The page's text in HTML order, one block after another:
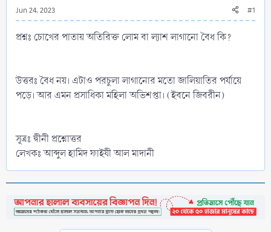
Jun 24, 2023 #1
প্রশ্নঃ চোখের পাতায় অতিরিক্ত লোম বা ল্যাশ লাগানো বৈধ কি?
উত্তরঃ বৈধ নয়। এটাও পরচুলা লাগানোর মতো জালিয়াতির পর্যায়ে
পড়ে। আর এমন প্রসাধিকা মহিলা অভিশপ্তা। (ইবনে জিবরীন)
সূত্রঃ দ্বীনী প্রশ্নোত্তর
লেখকঃ আব্দুল হামিদ ফাইযী আল মাদানী